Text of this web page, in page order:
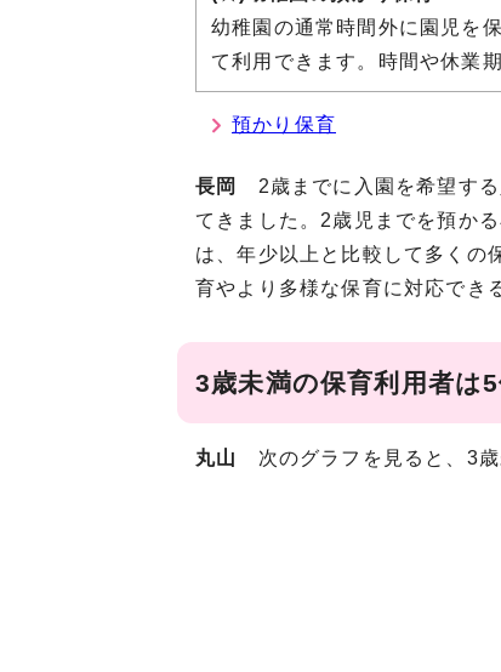
幼稚園の通常時間外に園児を
て利用できます。時間や休業
預かり保育
長岡
2歳までに入園を希望する
てきました。2歳児までを預か
は、年少以上と比較して多くの
育やより多様な保育に対応でき
3歳未満の保育利用者は5
丸山 次のグラフを見ると、3歳